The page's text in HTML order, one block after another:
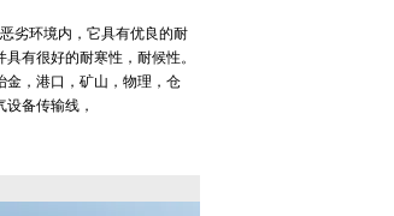
劣环境内，它具有优良的耐
有很好的耐寒性，耐候性。
金，港口，矿山，物理，仓
备传输线，